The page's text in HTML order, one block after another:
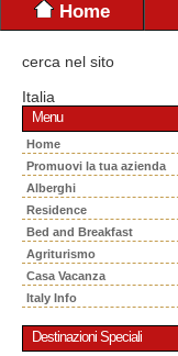
Home
cerca nel sito
Italia
Menu
Home
Promuovi la tua azienda
Alberghi
Residence
Bed and Breakfast
Agriturismo
Casa Vacanza
Italy Info
Destinazioni Speciali